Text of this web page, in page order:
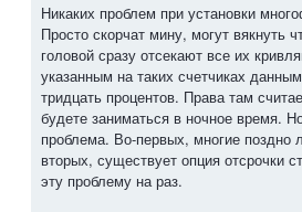
Никаких проблем при установки
Просто скорчат мину, могут вякнуть
головой сразу отсекают все их
указанным на таких счетчиках
тридцать процентов. Права там
будете заниматься в ночное время.
проблема. Во-первых, многие поздно
вторых, существует опция отсрочки
эту проблему на раз.